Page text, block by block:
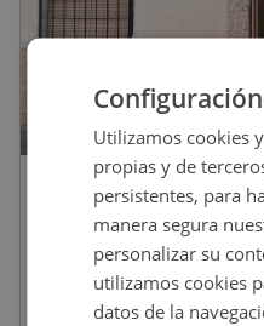
80.000€
Casa En Venta En
Villarrobledo
01400329
Utilizamos cookies
propias y de
persistentes, para
manera segura
personalizar su
utilizamos cookies
datos de la